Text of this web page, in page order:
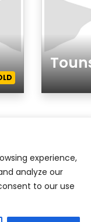
experience,
analyze our
to our use
My